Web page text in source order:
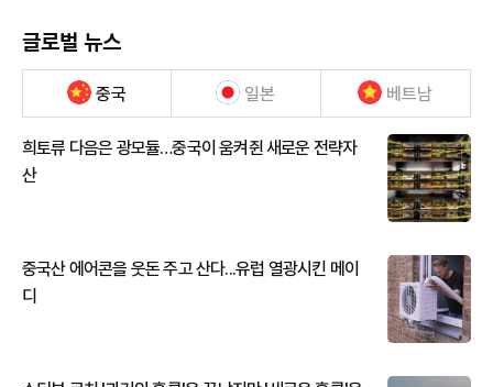
글로벌 뉴스
중국 일본 베트남
희토류 다음은 광모듈…중국이 움켜쥔 새로운 전략자
산
중국산 에어콘을 웃돈 주고 산다...유럽 열광시킨 메이
디